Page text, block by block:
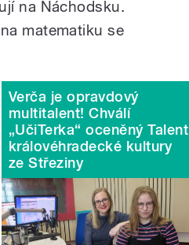
na Náchodsku.
matematiku se
Verča je opravdový
multitalent! Chválí
„UčiTerka“ oceněný Talent
královéhradecké kultury
ze Střeziny